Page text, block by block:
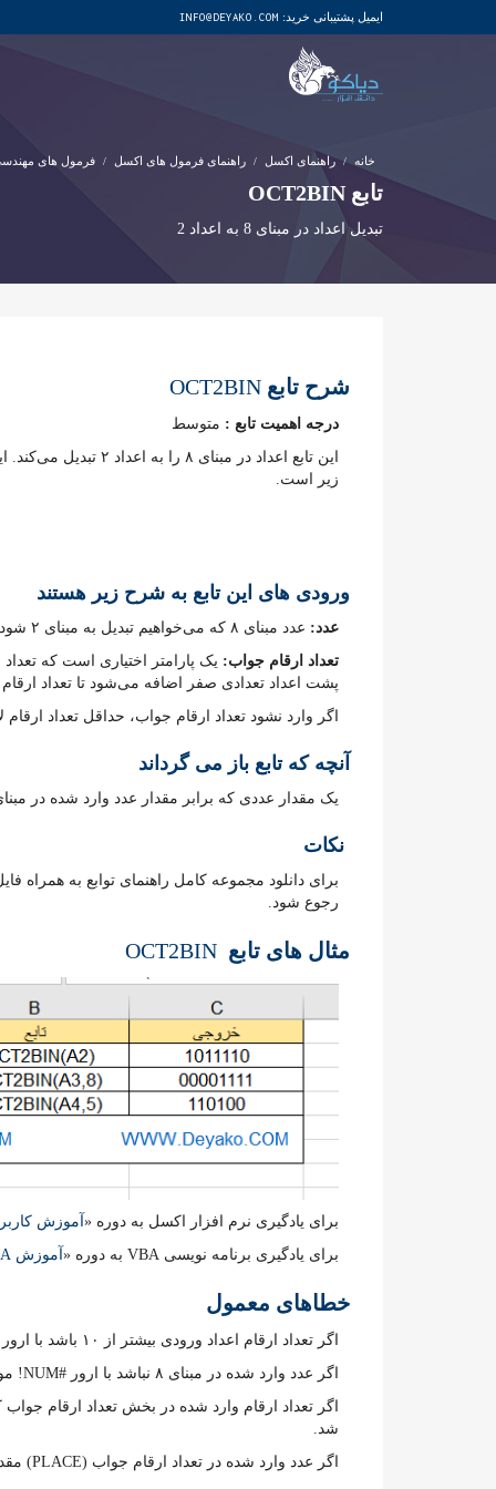
ایمیل پشتیبانی خرید: INFO@DEYAKO.COM
خانه راهنمای اکسل راهنمای فرمول های اکسل فرمول های
تابع OCT2BIN
تبدیل اعداد در مبنای 8 به اعداد 2
شرح تابع OCT2BIN
درجه اهمیت تابع : متوسط
این تابع اعداد در مبنای ۸ را به اعداد ۲ تبدیل می‌کند. این تابع از دسته توابع
زیر است.
ورودی های این تابع به شرح زیر هستند
عدد: عدد مبنای ۸ که می‌خواهیم تبدیل به مبنای ۲ شود را وارد می‌کنیم.
تعداد ارقام جواب: یک پارامتر اختیاری است که
پشت اعداد تعدادی صفر اضافه می‌شود تا تعداد ارقام جواب برابر شود
اگر وارد نشود تعداد ارقام جواب، حداقل تعداد ارقام
آنچه که تابع باز می گرداند
یک مقدار عددی که برابر مقدار عدد وارد شده در مبنای ۲
نکات
برای دانلود مجموعه کامل راهنمای توابع به همراه
رجوع شود.
مثال های تابع OCT2BIN
برای یادگیری نرم افزار اکسل به دوره «آموزش
برای یادگیری برنامه نویسی VBA به دوره «
آموزش VBA در اکسل
خطاهای معمول
اگر تعداد ارقام اعداد ورودی بیشتر از ۱۰ باشد با ارور #NUM! مواجه می‌شود.
اگر عدد وارد شده در مبنای ۸ نباشد با ارور #NUM! مواجه خواهید شد.
شد.
اگر عدد وارد شده در تعداد ارقام جواب (PLACE) مقدار غیر عددی باشد با ارور #VALUE! مواجه خواهید شد.